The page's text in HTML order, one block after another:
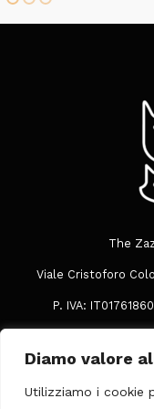
Diamo valore
Utilizziamo i cookie
The
Viale Cristoforo
P. IVA: